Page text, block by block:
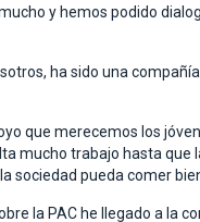
y hemos podido
ha sido una
que merecemos los
mucho trabajo hasta que
sociedad pueda comer
la PAC he llegado a la